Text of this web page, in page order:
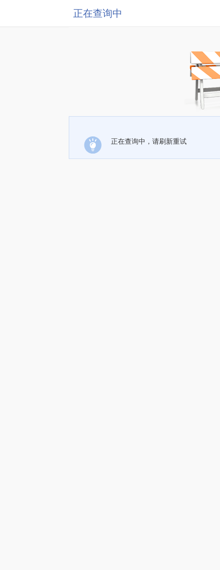
正在查询中
正在查询中，请刷新重试